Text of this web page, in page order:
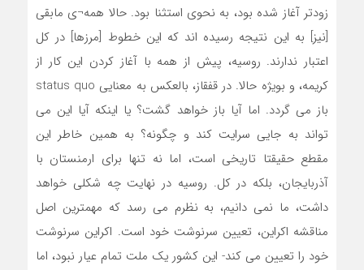
زودتر آغاز شده بود، به نحوی استثنا بود. حالا همه¬ی مابقی
[نیز] به این نتیجه رسیده اند که این خطوط [مرزها] در کل
اعتبار ندارند. روسیه، پیش از همه با آغاز کردن این کار از
کریمه، و بویژه حالا. در قفقاز، بالعکس به معنایی status quo
باز می گردد. اما آیا باز خواهد گشت؟ یا اینکه آیا این می
تواند به جایی سرایت کند و چگونه؟ به همین خاطر این
مقطع حقیقتا تاریخی است، اما نه تنها برای ارمنستان با
آذربایجان، بلکه در کل. روسیه در نهایت چه شکلی خواهد
داشت، ما نمی دانیم، به نظرم می رسد که مهمترین اصل
مناقشه اکراین، تعیین سرنوشت خود است. اکراین سرنوشت
خود را تعیین می کند- این کشور یک ملت تمام عیار نبود، اما